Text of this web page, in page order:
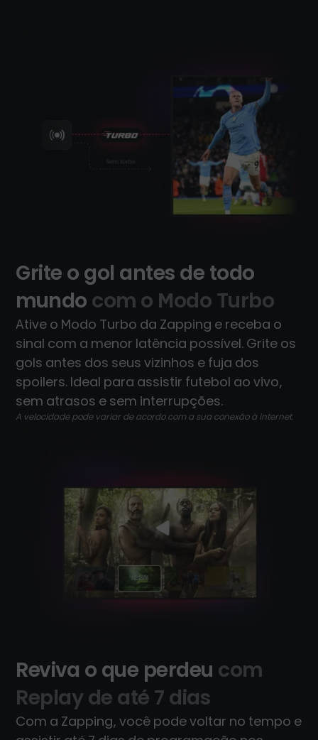
Grite o gol antes de todo
mundo com o Modo Turbo
Ative o Modo Turbo da Zapping e receba o
sinal com a menor latência possível. Grite os
gols antes dos seus vizinhos e fuja dos
spoilers. Ideal para assistir futebol ao vivo,
sem atrasos e sem interrupções.
A velocidade pode variar de acordo com a sua conexão à internet.
Reviva o que perdeu com
Replay de até 7 dias
Com a Zapping, você pode voltar no tempo e